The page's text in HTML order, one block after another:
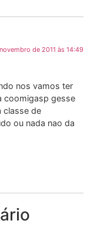
de 2011 às 14:49
nos vamos ter
coomigasp gesse
classe de
ou nada nao da